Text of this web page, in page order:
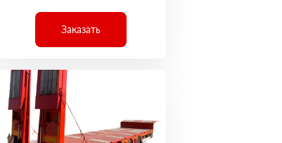
Заказать